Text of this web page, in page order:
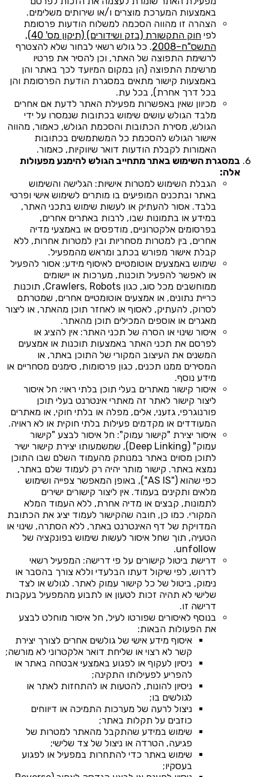
באמצעות המערכת מוצרים ו/או שירותים משלימים.
הצהרה זו מהווה הסכמה למשלוח הודעות פרסומת
לפי
חוק התקשורת (בזק ושידורים) (תיקון מס' 40),
התשס"ח–2008
. כל גולש רשאי לבחור שלא להצטרף
לרשימת התפוצה של האתר, וכן להסיר את פרטיו
מרשימת התפוצה (הן במקום המיועד לכך באתר והן
באמצעות קישור מתאים במסגרת הודעת הפרסומת והן
בכל דרך אחרת), בכל עת.
מכיוון שאין באפשרות מפעילת האתר לדעת אם אחרים
מלבד הגולש עושים שימוש בכתובות שנמסרו על ידי
הגולש, מסירת הכתובות והסכמת הגולש, כאמור, מהווה
אישור הגולש להסכמת כל המשתמשים בכתובות
האמורות לקבלת הודעות דואר שיווקיות, כאמור.
במסגרת השימוש באתר מתחייב הגולש להימנע מפעולות
אלה:
הגבלת השימוש למטרות אישיות: הגלישה והשימוש
באתר ובתכנים המופיעים בו מותרים לשימוש אישי ופרטי
בלבד. אסור להעתיק או לעשות שימוש בתכני האתר,
במידע או בתמונות שבו, לרבות באתרים אחרים,
בפרסומים אלקטרוניים, מודפסים או באמצעי מדיה
אחרים, בין למטרות מסחריות ובין למטרות אחרות, ללא
קבלת אישור מפורש בכתב ומראש מהמפעיל.
שימוש באמצעים אוטומטיים לאיסוף מידע: אסור להפעיל
או לאפשר להפעיל תוכנות, מערכות או יישומים
ממוחשבים מכל סוג, כגון Crawlers, Robots, תוכנות
כריית נתונים, או אמצעים אוטומטיים אחרים, שמטרתם
לסרוק, להעתיק, לאסוף או לאחזר תוכן מהאתר, או ליצור
מאגרים או אוספים המכילים תוכן מהאתר.
איסור שינוי או הסרה של תכני האתר: אין להציג או
לפרסם את תכני האתר באמצעות תוכנות או אמצעים
המשנים את העיצוב המקורי של התוכן באתר, או
המסירים ממנו תכנים, כגון פרסומות, סימנים מסחריים או
מידע נוסף.
איסור קישור מאתרים בעלי תוכן בלתי ראוי: חל איסור
ליצור קישור לאתר זה מאתרי אינטרנט בעלי תוכן
פורנוגרפי, גזעני, אלים, מפלה או בלתי חוקי, או מאתרים
המעודדים או מקדמים פעילות בלתי חוקית או לא ראויה.
איסור יצירת "קישור עמוק": חל איסור לבצע "קישור
עמוק" (Deep Linking), שמשמעותו יצירת קישור ישיר
לתוכן מסוים באתר במנותק מהעמוד השלם שבו התוכן
נמצא באתר. קישור מותר יהיה רק לעמוד שלם באתר,
כפי שהוא ("AS IS"), באופן המאפשר צפייה ושימוש
מלאים ותקינים בעמוד. אין ליצור קישורים ישירים
לתמונות, קבצים או מדיה אחרת, ללא העמוד המלא
המקורי. כמו כן, חובה שהקישור לעמוד יציג את הכתובת
המדויקת של דף האינטרנט באתר, ללא הסתרה, שינוי או
הטעיה, תוך שחל איסור לעשות שימוש בפונקציה של
unfollow.
דרישת ביטול קישורים על פי דרישה: המפעיל רשאי
לדרוש, לפי שיקול דעתו הבלעדי וללא צורך בהסבר או
נימוק, ביטול של כל קישור עמוק לאתר. לגולש או לצד
שלישי לא תהיה זכות לטעון או לתבוע מהמפעיל בעקבות
דרישה זו.
בנוסף לאיסורים שפורטו לעיל, חל איסור מוחלט לבצע
את הפעולות הבאות:
איסוף מידע אישי של גולשים אחרים לצורך יצירת
קשר לא רצוי או שליחת דואר אלקטרוני לא מורשה;
ניסיון לעקוף או לפגוע באמצעי אבטחה באתר או
להפריע לפעילותו התקינה;
ניסיון להונות, להטעות או להתחזות לאתר או
לגולשים בו;
ניצול לרעה של מערכות התמיכה או דיווחים
כוזבים על תקלות באתר;
שימוש במידע שהתקבל מהאתר למטרות של
פגיעה, הטרדה או ניצול של צד שלישי;
שימוש באתר כדי להתחרות במפעיל או לפגוע
בעסקיו;